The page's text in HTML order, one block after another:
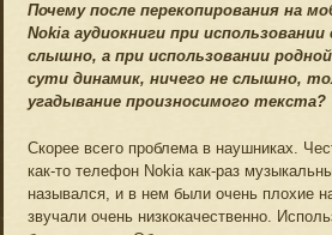
Почему после перекопирования на
Nokia аудиокниги при использовании
слышно, а при использовании
сути динамик, ничего не слышно,
угадывание произносимого текста?
Скорее всего проблема в наушниках.
как-то телефон Nokia как-раз
назывался, и в нем были очень плохие
звучали очень низкокачественно.